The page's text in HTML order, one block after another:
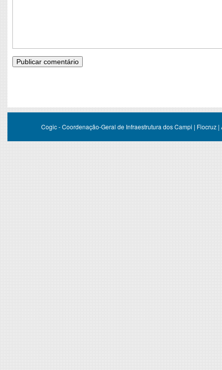
Cogic - Coordenação-Geral de Infraestrutura dos Campi | Fiocruz